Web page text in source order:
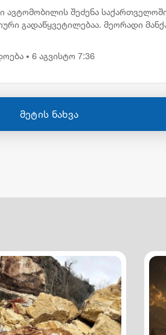
ავტომობილის შეძენა
გადაწყვეტილებაა. მეორადი
• 6 აგვისტო 7:36
მეტის ნახვა